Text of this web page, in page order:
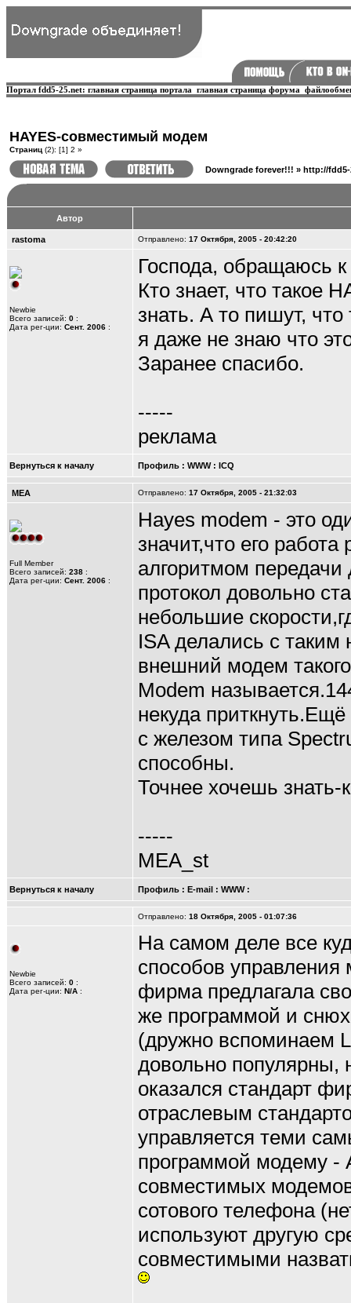
Портал fdd5-25.net: главная страница портала главная страница форума
HAYES-совместимый модем
Страниц (2): [1] 2 »
Downgrade forever!!! » http://fdd5-
Автор
rastoma Отправлено: 17 Октября, 2005 - 20:42:20
Newbie
Всего записей: 0 :
Дата рег-ции: Сент. 2006 :
Господа, обращаюсь
Кто знает, что такое
знать. А то пишут,
я даже не знаю что
Заранее спасибо.
-----
реклама
Вернуться к началу Профиль : WWW: ICQ
MEA Отправлено: 17 Октября, 2005 - 21:32:03
Full Member
Всего записей: 238 :
Дата рег-ции: Сент. 2006 :
Hayes modem - это
значит,что его
алгоритмом
протокол довольно
небольшие
ISA делались с
внешний модем
Modem
некуда
с железом типа
способны.
Точнее хочешь знать-
-----
MEA_st
Вернуться к началу Профиль : E-mail : WWW:
Отправлено: 18 Октября, 2005 - 01:07:36
Newbie
Всего записей: 0 :
Дата рег-ции: N/A :
На самом деле все
способов
фирма предлагала
же программой и
(дружно вспоминаем
довольно
оказался стандарт
отраслевым
управляется теми
программой модему -
совместимых
сотового телефона
используют другую
совместимыми